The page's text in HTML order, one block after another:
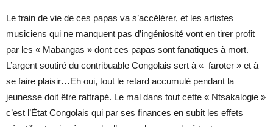
Le train de vie de ces papas va s’accélérer, et les artistes
musiciens qui ne manquent pas d’ingéniosité vont en tirer profit
par les « Mabangas » dont ces papas sont fanatiques à mort.
L’argent soutiré du contribuable Congolais sert à « faroter » et à
se faire plaisir…Eh oui, tout le retard accumulé pendant la
jeunesse doit être rattrapé. Le mal dans tout cette « Ntsakalogie »
c’est l’État Congolais qui par ses finances en subit les effets